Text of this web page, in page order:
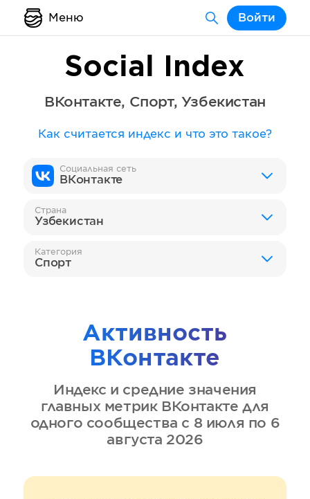
Меню Войти
Social Index
ВКонтакте, Спорт, Узбекистан
Как считается индекс и что это такое?
Социальная сеть
ВКонтакте
Страна
Узбекистан
Категория
Спорт
Активность
ВКонтакте
Индекс и средние значения
главных метрик ВКонтакте для
одного сообщества с 8 июля по 6
августа 2026